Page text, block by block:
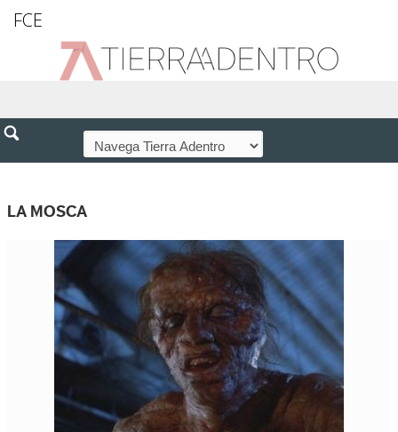
FCE
LA MOSCA